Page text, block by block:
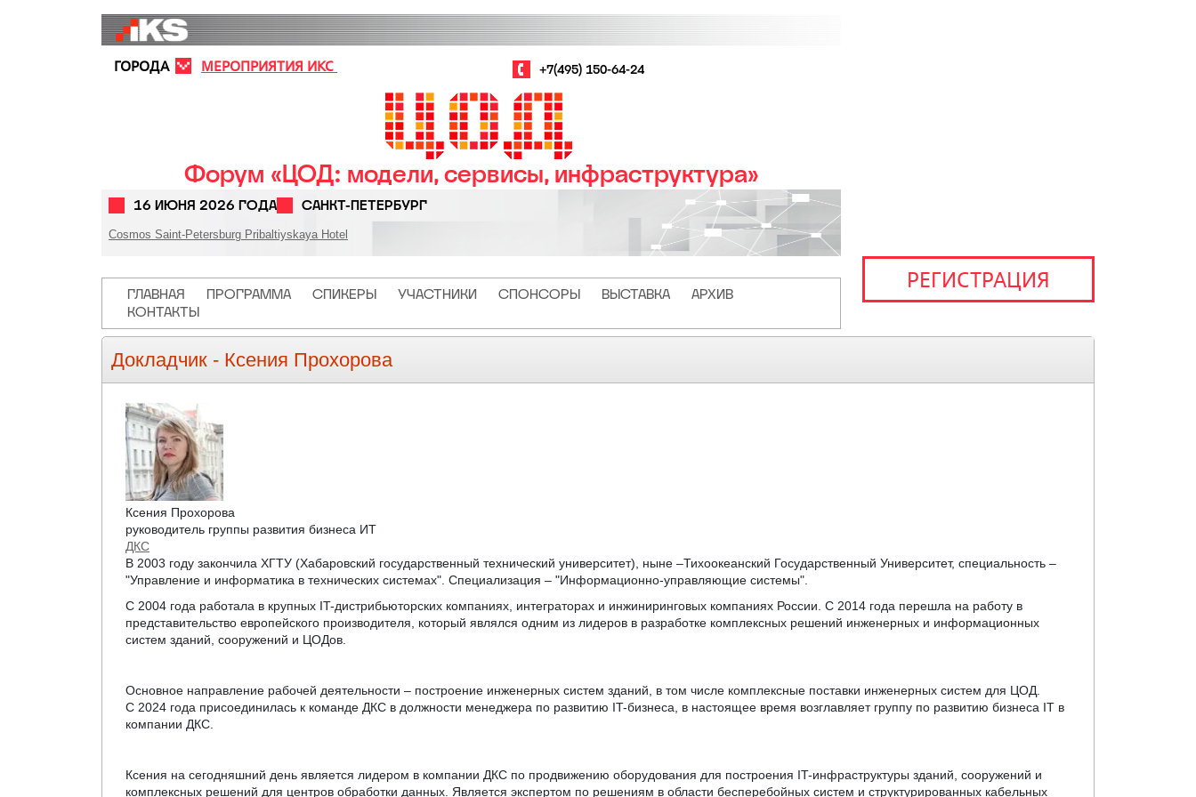
МЕРОПРИЯТИЯ ИКС +7(495) 150-64-24
ГОРОДА
Форум «ЦОД: модели, сервисы, инфраструктура»
16 ИЮНЯ 2026 ГОДА САНКТ-ПЕТЕРБУРГ
Cosmos Saint-Petersburg Pribaltiyskaya Hotel
Основная навигация
ГЛАВНАЯ ПРОГРАММА СПИКЕРЫ УЧАСТНИКИ СПОНСОРЫ ВЫСТАВКА
АРХИВ
КОНТАКТЫ
РЕГИСТРАЦИЯ
Докладчик - Ксения Прохорова
Ксения Прохорова
руководитель группы развития бизнеса ИТ
ДКС
В 2003 году закончила ХГТУ (Хабаровский государственный технический университет), ныне –Тихоокеанский Государственный Университет, специальность –
"Управление и информатика в технических системах". Специализация – "Информационно-управляющие системы".
С 2004 года работала в крупных IT-дистрибьюторских компаниях, интеграторах и инжиниринговых компаниях России. С 2014 года перешла на работу в
представительство европейского производителя, который являлся одним из лидеров в разработке комплексных решений инженерных и информационных
систем зданий, сооружений и ЦОДов.
Основное направление рабочей деятельности – построение инженерных систем зданий, в том числе комплексные поставки инженерных систем для ЦОД.
С 2024 года присоединилась к команде ДКС в должности менеджера по развитию IT-бизнеса, в настоящее время возглавляет группу по развитию бизнеса IT в
компании ДКС.
Ксения на сегодняшний день является лидером в компании ДКС по продвижению оборудования для построения IT-инфраструктуры зданий, сооружений и
комплексных решений для центров обработки данных. Является экспертом по решениям в области бесперебойных систем и структурированных кабельных